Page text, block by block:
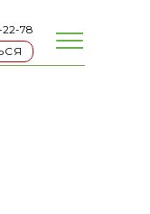
78